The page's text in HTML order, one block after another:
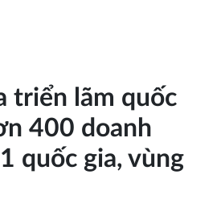
triển lãm quốc
400 doanh
quốc gia, vùng